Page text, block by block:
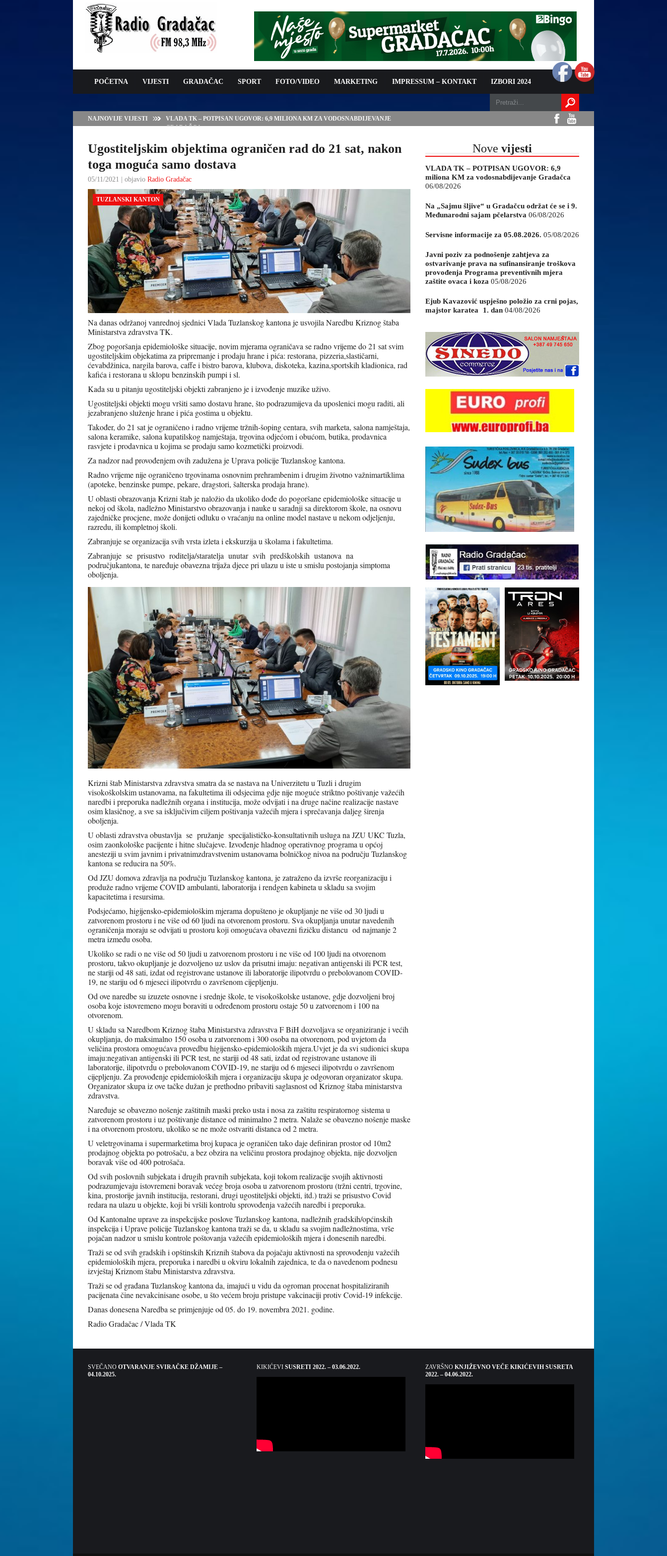
POČETNA VIJESTI GRADAČAC SPORT FOTO/VIDEO MARKETING IMPRESSUM – KONTAKT IZBORI 2024
NAJNOVIJE VIJESTI
VLADA TK – POTPISAN UGOVOR: 6,9 MILIONA KM ZA VODOSNABDIJEVANJE
GRADAČCA
Ugostiteljskim objektima ograničen rad do 21 sat, nakon
toga moguća samo dostava
05/11/2021 | objavio Radio Gradačac
TUZLANSKI KANTON
Na danas održanoj vanrednoj sjednici Vlada Tuzlanskog kantona je usvojila Naredbu Kriznog štaba
Ministarstva zdravstva TK.
Zbog pogoršanja epidemiološke situacije, novim mjerama ograničava se radno vrijeme do 21 sat svim
ugostiteljskim objekatima za pripremanje i prodaju hrane i pića: restorana, pizzeria,slastičarni,
ćevabdžinica, nargila barova, caffe i bistro barova, klubova, diskoteka, kazina,sportskih kladionica, rad
kafića i restorana u sklopu benzinskih pumpi i sl.
Kada su u pitanju ugostiteljski objekti zabranjeno je i izvođenje muzike uživo.
Ugostiteljski objekti mogu vršiti samo dostavu hrane, što podrazumijeva da uposlenici mogu raditi, ali
jezabranjeno služenje hrane i pića gostima u objektu.
Također, do 21 sat je ograničeno i radno vrijeme tržnih-šoping centara, svih marketa, salona namještaja,
salona keramike, salona kupatilskog namještaja, trgovina odjećom i obućom, butika, prodavnica
rasvjete i prodavnica u kojima se prodaju samo kozmetički proizvodi.
Za nadzor nad provođenjem ovih zadužena je Uprava policije Tuzlanskog kantona.
Radno vrijeme nije ograničeno trgovinama osnovnim prehrambenim i drugim životno važnimartiklima
(apoteke, benzinske pumpe, pekare, dragstori, šalterska prodaja hrane).
U oblasti obrazovanja Krizni štab je naložio da ukoliko dođe do pogoršane epidemiološke situacije u
nekoj od škola, nadležno Ministarstvo obrazovanja i nauke u saradnji sa direktorom škole, na osnovu
zajedničke procjene, može donijeti odluku o vraćanju na online model nastave u nekom odjeljenju,
razredu, ili kompletnoj školi.
Zabranjuje se organizacija svih vrsta izleta i ekskurzija u školama i fakultetima.
Zabranjuje se prisustvo roditelja/staratelja unutar svih predškolskih ustanova na
područjukantona, te naređuje obavezna trijaža djece pri ulazu u iste u smislu postojanja simptoma
oboljenja.
Krizni štab Ministarstva zdravstva smatra da se nastava na Univerzitetu u Tuzli i drugim
visokoškolskim ustanovama, na fakultetima ili odsjecima gdje nije moguće striktno poštivanje važećih
naredbi i preporuka nadležnih organa i institucija, može odvijati i na druge načine realizacije nastave
osim klasičnog, a sve sa isključivim ciljem poštivanja važećih mjera i sprečavanja daljeg širenja
oboljenja.
U oblasti zdravstva obustavlja se pružanje specijalističko-konsultativnih usluga na JZU UKC Tuzla,
osim zaonkološke pacijente i hitne slučajeve. Izvođenje hladnog operativnog programa u općoj
anesteziji u svim javnim i privatnimzdravstvenim ustanovama bolničkog nivoa na području Tuzlanskog
kantona se reducira na 50%.
Od JZU domova zdravlja na području Tuzlanskog kantona, je zatraženo da izvrše reorganizaciju i
produže radno vrijeme COVID ambulanti, laboratorija i rendgen kabineta u skladu sa svojim
kapacitetima i resursima.
Podsjećamo, higijensko-epidemiološkim mjerama dopušteno je okupljanje ne više od 30 ljudi u
zatvorenom prostoru i ne više od 60 ljudi na otvorenom prostoru. Sva okupljanja unutar navedenih
ograničenja moraju se odvijati u prostoru koji omogućava obavezni fizičku distancu od najmanje 2
metra između osoba.
Ukoliko se radi o ne više od 50 ljudi u zatvorenom prostoru i ne više od 100 ljudi na otvorenom
prostoru, takvo okupljanje je dozvoljeno uz uslov da prisutni imaju: negativan antigenski ili PCR test,
ne stariji od 48 sati, izdat od registrovane ustanove ili laboratorije ilipotvrdu o prebolovanom COVID-
19, ne stariju od 6 mjeseci ilipotvrdu o završenom cijepljenju.
Od ove naredbe su izuzete osnovne i srednje škole, te visokoškolske ustanove, gdje dozvoljeni broj
osoba koje istovremeno mogu boraviti u određenom prostoru ostaje 50 u zatvorenom i 100 na
otvorenom.
U skladu sa Naredbom Kriznog štaba Ministarstva zdravstva F BiH dozvoljava se organiziranje i većih
okupljanja, do maksimalno 150 osoba u zatvorenom i 300 osoba na otvorenom, pod uvjetom da
veličina prostora omogućava provedbu higijensko-epidemioloških mjera.Uvjet je da svi sudionici skupa
imaju:negativan antigenski ili PCR test, ne stariji od 48 sati, izdat od registrovane ustanove ili
laboratorije, ilipotvrdu o prebolovanom COVID-19, ne stariju od 6 mjeseci ilipotvrdu o završenom
cijepljenju. Za provođenje epidemioloških mjera i organizaciju skupa je odgovoran organizator skupa.
Organizator skupa iz ove tačke dužan je prethodno pribaviti saglasnost od Kriznog štaba ministarstva
zdravstva.
Naređuje se obavezno nošenje zaštitnih maski preko usta i nosa za zaštitu respiratornog sistema u
zatvorenom prostoru i uz poštivanje distance od minimalno 2 metra. Nalaže se obavezno nošenje maske
i na otvorenom prostoru, ukoliko se ne može ostvariti distanca od 2 metra.
U veletrgovinama i supermarketima broj kupaca je ograničen tako daje definiran prostor od 10m2
prodajnog objekta po potrošaču, a bez obzira na veličinu prostora prodajnog objekta, nije dozvoljen
boravak više od 400 potrošača.
Od svih poslovnih subjekata i drugih pravnih subjekata, koji tokom realizacije svojih aktivnosti
podrazumjevaju istovremeni boravak većeg broja osoba u zatvorenom prostoru (tržni centri, trgovine,
kina, prostorije javnih institucija, restorani, drugi ugostiteljski objekti, itd.) traži se prisustvo Covid
redara na ulazu u objekte, koji bi vršili kontrolu sprovođenja važećih naredbi i preporuka.
Od Kantonalne uprave za inspekcijske poslove Tuzlanskog kantona, nadležnih gradskih/općinskih
inspekcija i Uprave policije Tuzlanskog kantona traži se da, u skladu sa svojim nadležnostima, vrše
pojačan nadzor u smislu kontrole poštovanja važećih epidemioloških mjera i donesenih naredbi.
Traži se od svih gradskih i opštinskih Kriznih štabova da pojačaju aktivnosti na sprovođenju važećih
epidemioloških mjera, preporuka i naredbi u okviru lokalnih zajednica, te da o navedenom podnesu
izvještaj Kriznom štabu Ministarstva zdravstva.
Traži se od građana Tuzlanskog kantona da, imajući u vidu da ogroman procenat hospitaliziranih
pacijenata čine nevakcinisane osobe, u što većem broju pristupe vakcinaciji protiv Covid-19 infekcije.
Danas donesena Naredba se primjenjuje od 05. do 19. novembra 2021. godine.
Radio Gradačac / Vlada TK
Nove vijesti
VLADA TK – POTPISAN UGOVOR: 6,9
miliona KM za vodosnabdijevanje Gradačca
06/08/2026
Na „Sajmu šljive“ u Gradačcu održat će se i 9.
Međunarodni sajam pčelarstva 06/08/2026
Servisne informacije za 05.08.2026. 05/08/2026
Javni poziv za podnošenje zahtjeva za
ostvarivanje prava na sufinansiranje troškova
provođenja Programa preventivnih mjera
zaštite ovaca i koza 05/08/2026
Ejub Kavazović uspješno položio za crni pojas,
majstor karatea 1. dan 04/08/2026
SVEČANO OTVARANJE SVIRAČKE DŽAMIJE –
04.10.2025.
KIKIĆEVI SUSRETI 2022. – 03.06.2022. ZAVRŠNO KNJIŽEVNO VEČE KIKIĆEVIH SUSRETA
2022. – 04.06.2022.